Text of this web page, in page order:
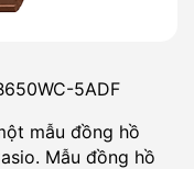
5ADF
mẫu đồng hồ
Mẫu đồng hồ